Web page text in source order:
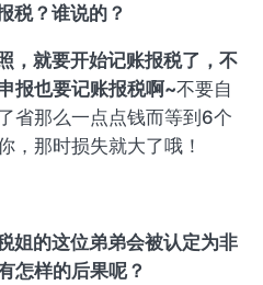
税？谁说的？
，就要开始记账报税了，不
报也要记账报税啊~不要自
省那么一点点钱而等到6个
，那时损失就大了哦！
姐的这位弟弟会被认定为非
怎样的后果呢？